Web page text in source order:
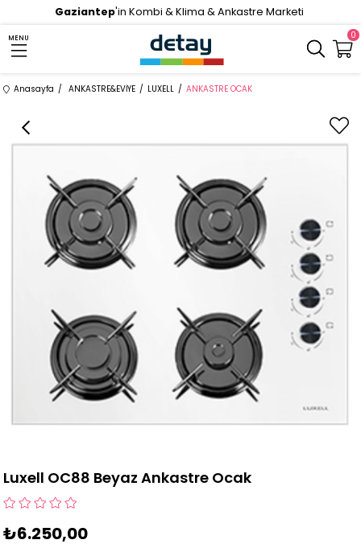
Gaziantep'in Kombi & Klima & Ankastre Marketi
MENU 0
Anasayfa ANKASTRE&EVİYE LUXELL ANKASTRE OCAK
Luxell OC88 Beyaz Ankastre Ocak
₺6.250,00